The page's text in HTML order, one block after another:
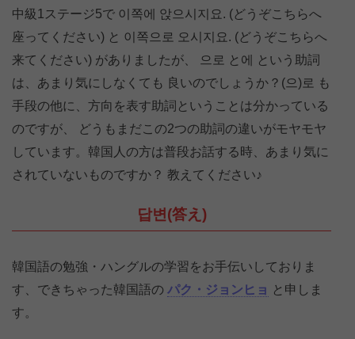
中級1ステージ5で 이쪽에 앉으시지요. (どうぞこちらへ
座ってください) と 이쪽으로 오시지요. (どうぞこちらへ
来てください) がありましたが、 으로 と에 という助詞
は、あまり気にしなくても 良いのでしょうか？(으)로 も
手段の他に、方向を表す助詞ということは分かっている
のですが、 どうもまだこの2つの助詞の違いがモヤモヤ
しています。韓国人の方は普段お話する時、あまり気に
されていないものですか？ 教えてください♪
답변(答え)
韓国語の勉強・ハングルの学習をお手伝いしておりま
す、できちゃった韓国語の パク・ジョンヒョ と申しま
す。